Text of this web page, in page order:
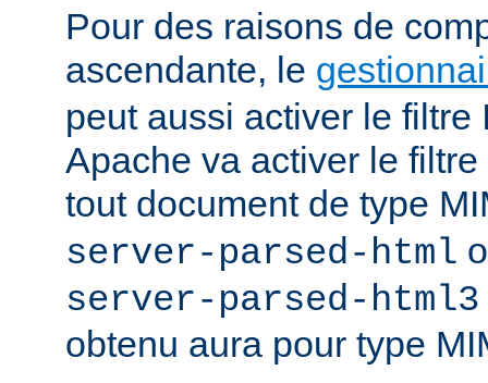
Pour des raisons de
ascendante, le
peut aussi activer le filtre
Apache va activer le
tout document de type
server-parsed-html
server-parsed-html3
obtenu aura pour type